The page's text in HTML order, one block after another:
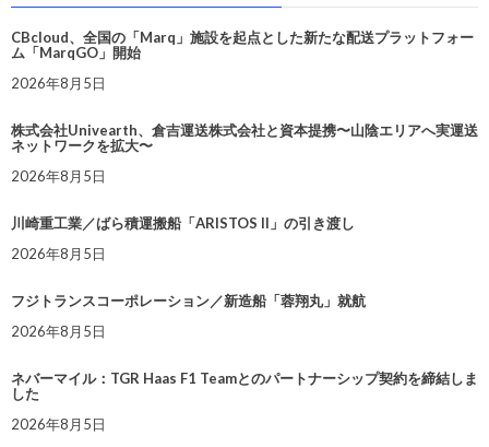
CBcloud、全国の「Marq」施設を起点とした新たな配送プラットフォー
ム「MarqGO」開始
2026年8月5日
株式会社Univearth、倉吉運送株式会社と資本提携〜山陰エリアへ実運送
ネットワークを拡大〜
2026年8月5日
川崎重工業／ばら積運搬船「ARISTOS II」の引き渡し
2026年8月5日
フジトランスコーポレーション／新造船「蓉翔丸」就航
2026年8月5日
ネバーマイル：TGR Haas F1 Teamとのパートナーシップ契約を締結しま
した
2026年8月5日